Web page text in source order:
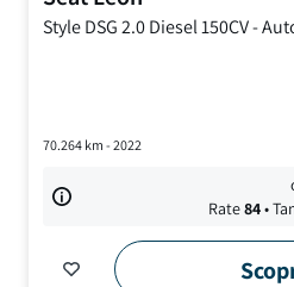
Style DSG2.0 Diesel 150CV-
70.264km - 2022
Rate84•